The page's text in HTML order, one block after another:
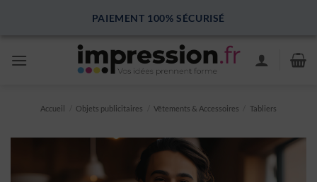
PAIEMENT 100% SÉCURISÉ
Accueil Objets publicitaires Vêtements & Accessoires Tabliers